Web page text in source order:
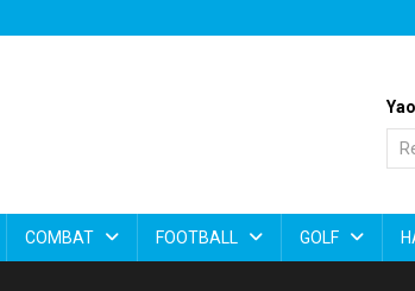
COMBAT FOOTBALL GOLF